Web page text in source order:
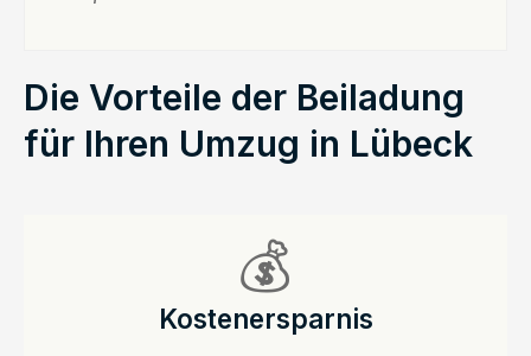
Die Vorteile der Beiladung
für Ihren Umzug in Lübeck
💰
Kostenersparnis